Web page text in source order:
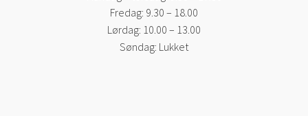
Fredag: 9.30 – 18.00
Lørdag: 10.00 – 13.00
Søndag: Lukket